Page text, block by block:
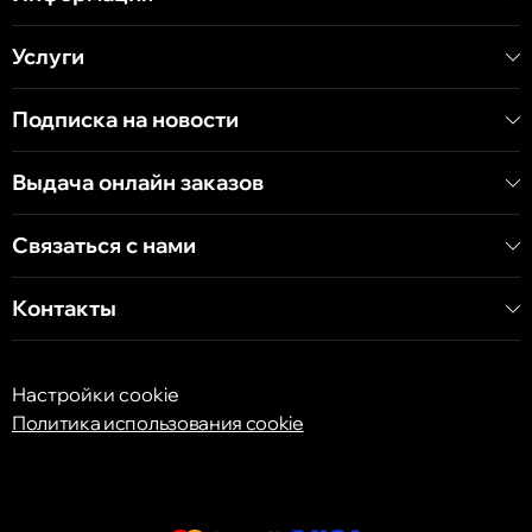
Хынчештское шоссе, 60/4
бульвар Дечебал, 139
Услуги
Подписка на новости
Выдача онлайн заказов
Связаться с нами
Контакты
Настройки cookie
Политика использования cookie